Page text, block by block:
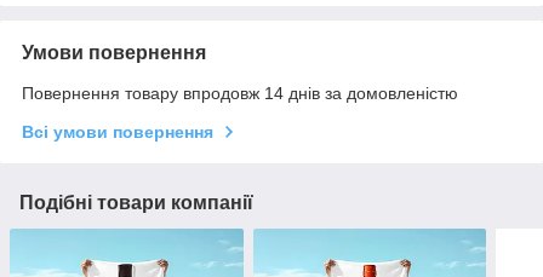
Умови повернення
Повернення товару впродовж 14 днів за домовленістю
Всі умови повернення
Подібні товари компанії